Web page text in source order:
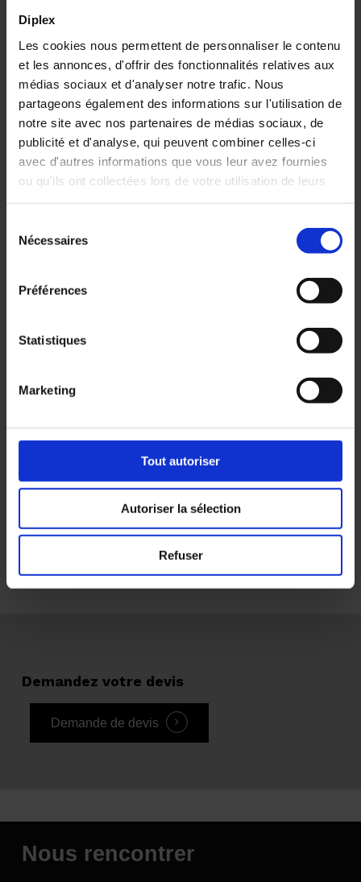
Diplex
Les cookies nous permettent de personnaliser le contenu
et les annonces, d'offrir des fonctionnalités relatives aux
médias sociaux et d'analyser notre trafic. Nous
partageons également des informations sur l'utilisation de
notre site avec nos partenaires de médias sociaux, de
publicité et d'analyse, qui peuvent combiner celles-ci
avec d'autres informations que vous leur avez fournies
ou qu'ils ont collectées lors de votre utilisation de leurs
Nécessaires
Préférences
Statistiques
Marketing
Tout autoriser
Autoriser la sélection
Refuser
Votre panier est vide.
Voir les produits
Largeur
des
lisses
Nombre
et largeur
des
panneaux
caillebotis
1800 et
1900
2
panneaux
2700
1090 mm
3600
4
panneaux
890 mm
Demandez votre devis
Demande de devis
Nous rencontrer